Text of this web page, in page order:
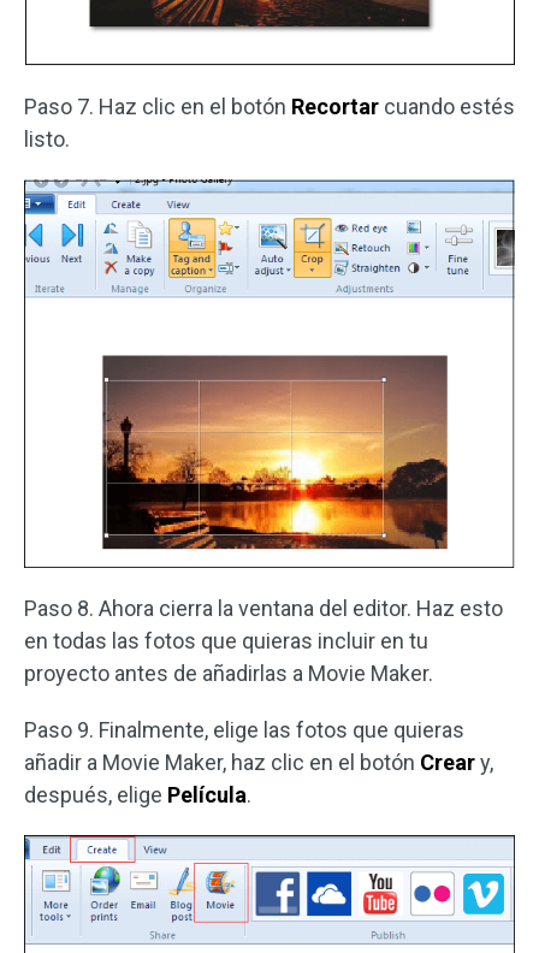
Paso 7. Haz clic en el botón Recortar cuando estés
listo.
Paso 8. Ahora cierra la ventana del editor. Haz esto
en todas las fotos que quieras incluir en tu
proyecto antes de añadirlas a Movie Maker.
Paso 9. Finalmente, elige las fotos que quieras
añadir a Movie Maker, haz clic en el botón Creary,
después, elige Película.